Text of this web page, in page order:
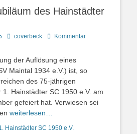
des Hainstädter
Autorcoverbeck
Kommentar
der Auflösung eines
Maintal 1934 e.V.) ist, so
des 75-jährigen
1. Hainstädter SC 1950 e.V. am
gefeiert hat. Verwiesen sei
weiterlesen…
Hainstädter SC 1950 e.V.